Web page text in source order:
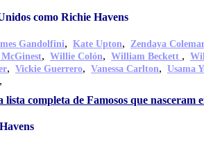
como Richie Havens
Gandolfini, Kate Upton, Zendaya
, Willie Colón, William Beckett ,
, Vickie Guerrero, Vanessa Carlton, Usama
,
lista completa de Famosos que nasceram